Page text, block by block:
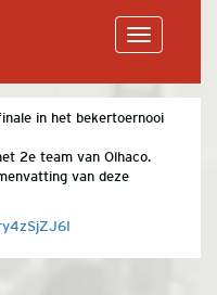
navigation
in het bekertoernooi
2e team van Olhaco.
van deze